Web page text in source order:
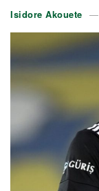
Isidore Akouete